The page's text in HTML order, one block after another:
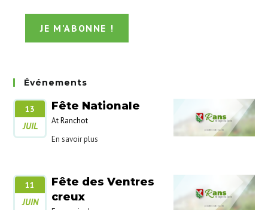
Événements
13
JUIL
Fête Nationale
At Ranchot
En savoir plus
11
JUIN
Fête des Ventres
creux